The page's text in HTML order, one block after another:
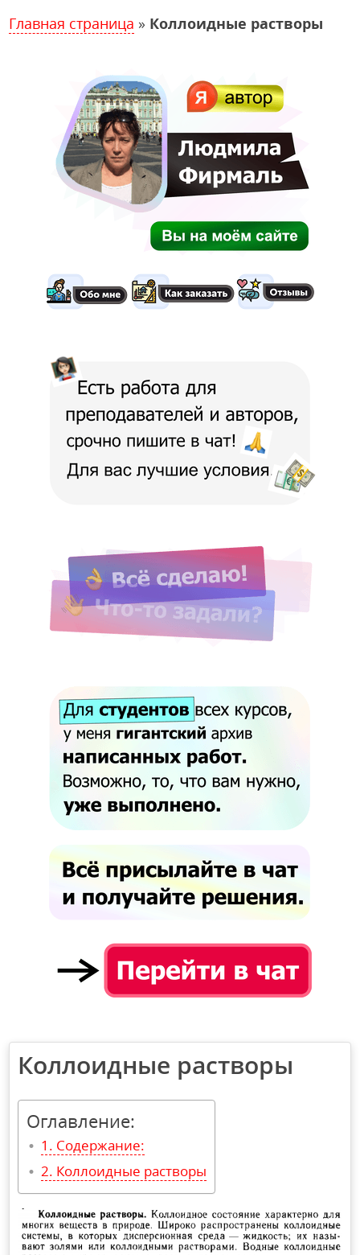
Главная страница » Коллоидные растворы
Коллоидные растворы
Оглавление:
Содержание:
Коллоидные растворы